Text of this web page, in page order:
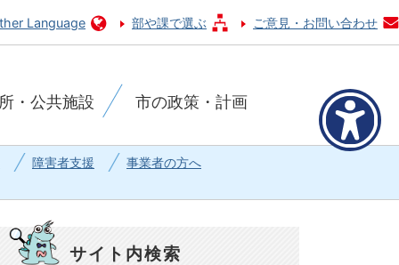
Language 部や課で選ぶ ご意見・お問い合わせ
・公共施設 市の政策・計画
障害者支援
事業者の方へ
サイト内検索